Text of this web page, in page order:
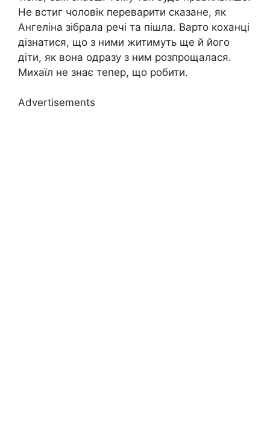
Не встиг чоловік переварити сказане, як
Ангеліна зібрала речі та пішла. Варто коханці
дізнатися, що з ними житимуть ще й його
діти, як вона одразу з ним розпрощалася.
Михаїл не знає тепер, що робити.
Advertisements